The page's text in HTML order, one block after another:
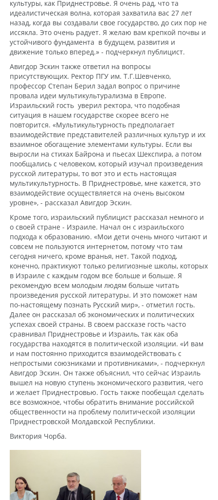
культуры, как Приднестровье. Я очень рад, что та
идеалистическая волна, которая захватила вас 27 лет
назад, когда вы создавали свое государство, до сих пор не
иссякла. Это очень радует. Я желаю вам крепкой почвы и
устойчивого фундамента в будущем, развития и
движение только вперед.» - подчеркнул публицист.
Авигдор Эскин также ответил на вопросы
присутствующих. Ректор ПГУ им. Т.Г.Шевченко,
профессор Степан Берил задал вопрос о причине
провала идеи мультикультурализма в Европе.
Израильский гость уверил ректора, что подобная
ситуация в нашем государстве скорее всего не
повторится. «Мультикультурность предполагает
взаимодействие представителей различных культур и их
взаимное обогащение элементами культуры. Если вы
выросли на стихах Байрона и пьесах Шекспира, а потом
пообщались с человеком, который изучал произведения
русской литературы, то вот это и есть настоящая
мультикультурность. В Приднестровье, мне кажется, это
взаимодействие осуществляется на очень высоком
уровне», - рассказал Авигдор Эскин.
Кроме того, израильский публицист рассказал немного и
о своей стране - Израиле. Начал он с израильского
подхода к образованию. «Мои дети очень много читают и
совсем не пользуются интернетом, потому что там
сегодня ничего, кроме вранья, нет. Такой подход,
конечно, практикуют только религиозные школы, которых
в Израиле с каждым годом все больше и больше. Я
рекомендую всем молодым людям больше читать
произведения русской литературы. И это поможет нам
по-настоящему познать Русский мир», - отметил гость.
Далее он рассказал об экономических и политических
успехах своей страны. В своем рассказе гость часто
сравнивал Приднестровье и Израиль, так как оба
государства находятся в политической изоляции. «И вам
и нам постоянно приходится взаимодействовать с
непростыми союзниками и противниками», - подчеркнул
Авигдор Эскин. Он также объяснил, что сейчас Израиль
вышел на новую ступень экономического развития, чего
и желает Приднестровью. Гость также пообещал сделать
все возможное, чтобы обратить внимание российской
общественности на проблему политической изоляции
Приднестровской Молдавской Республики.
Виктория Чорба.